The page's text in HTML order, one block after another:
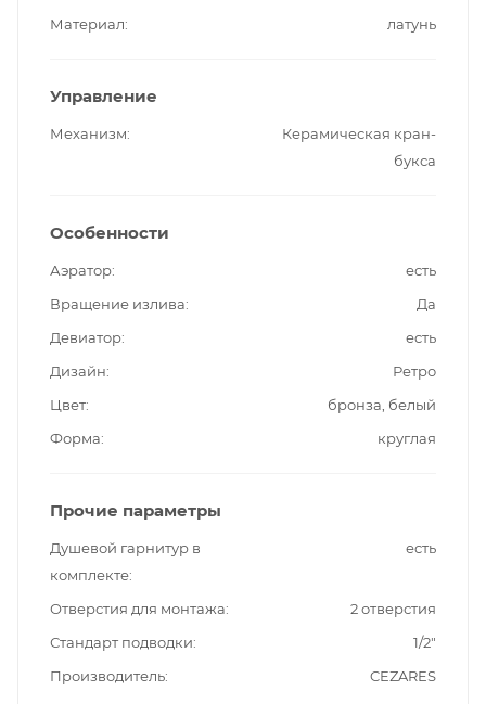
Материал
латунь
Управление
Механизм
Керамическая кран-
букса
Особенности
Аэратор
есть
Вращение излива
Да
Девиатор
есть
Дизайн
Ретро
Цвет
бронза, белый
Форма
круглая
Прочие параметры
Душевой гарнитур в
комплекте
есть
Отверстия для монтажа
2 отверстия
Стандарт подводки
1/2"
Производитель
CEZARES